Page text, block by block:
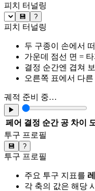
피치 터널링
💾 ?
피치 터널링
두 구종이 손에서
가운데 점선 면 =
결정 순간엔 겹쳐
오른쪽 표에서 다
궤적 준비 중…
▶
페어 결정 순간 공 차이
투구 프로필
💾 ?
투구 프로필
주요 투구 지표를
각 축의 값은 해당